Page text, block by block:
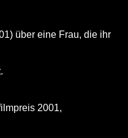
über eine Frau, die ihr
2001,